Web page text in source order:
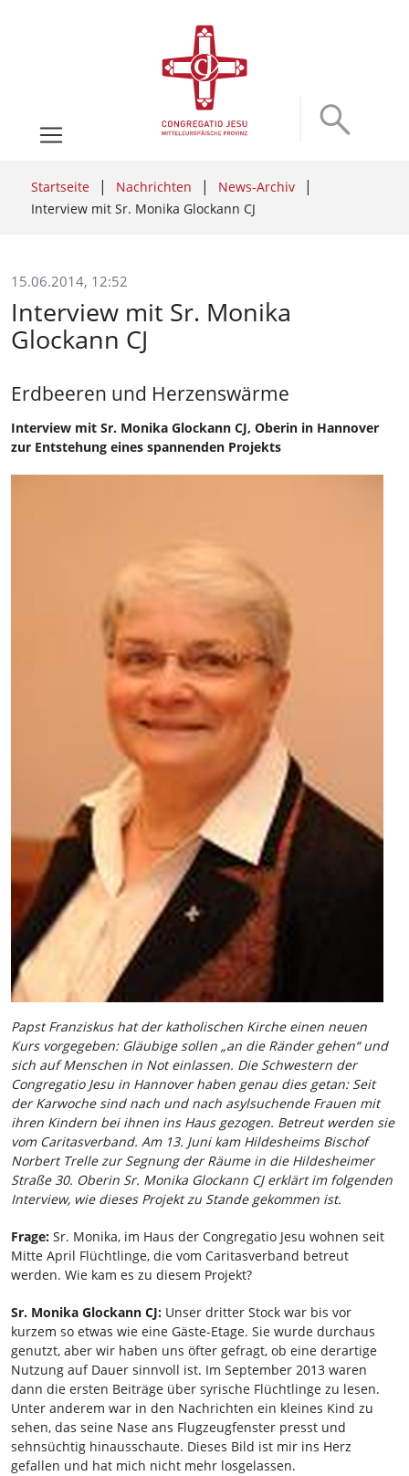
Startseite Nachrichten
News-Archiv
Interview mit Sr. Monika Glockann CJ
15.06.2014, 12:52
Interview mit Sr. Monika
Glockann CJ
Erdbeeren und Herzenswärme
Interview mit Sr. Monika Glockann CJ, Oberin in Hannover
zur Entstehung eines spannenden Projekts
Papst Franziskus hat der katholischen Kirche einen neuen
Kurs vorgegeben: Gläubige sollen „an die Ränder gehen“ und
sich auf Menschen in Not einlassen. Die Schwestern der
Congregatio Jesu in Hannover haben genau dies getan: Seit
der Karwoche sind nach und nach asylsuchende Frauen mit
ihren Kindern bei ihnen ins Haus gezogen. Betreut werden sie
vom Caritasverband. Am 13. Juni kam Hildesheims Bischof
Norbert Trelle zur Segnung der Räume in die Hildesheimer
Straße 30. Oberin Sr. Monika Glockann CJ erklärt im folgenden
Interview, wie dieses Projekt zu Stande gekommen ist.
Frage: Sr. Monika, im Haus der Congregatio Jesu wohnen seit
Mitte April Flüchtlinge, die vom Caritasverband betreut
werden. Wie kam es zu diesem Projekt?
Sr. Monika Glockann CJ: Unser dritter Stock war bis vor
kurzem so etwas wie eine Gäste-Etage. Sie wurde durchaus
genutzt, aber wir haben uns öfter gefragt, ob eine derartige
Nutzung auf Dauer sinnvoll ist. Im September 2013 waren
dann die ersten Beiträge über syrische Flüchtlinge zu lesen.
Unter anderem war in den Nachrichten ein kleines Kind zu
sehen, das seine Nase ans Flugzeugfenster presst und
sehnsüchtig hinausschaute. Dieses Bild ist mir ins Herz
gefallen und hat mich nicht mehr losgelassen.